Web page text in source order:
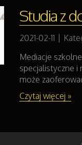
Studia z
2021-02-11
Mediacje
specjalistyczne
może
Czytaj więcej »